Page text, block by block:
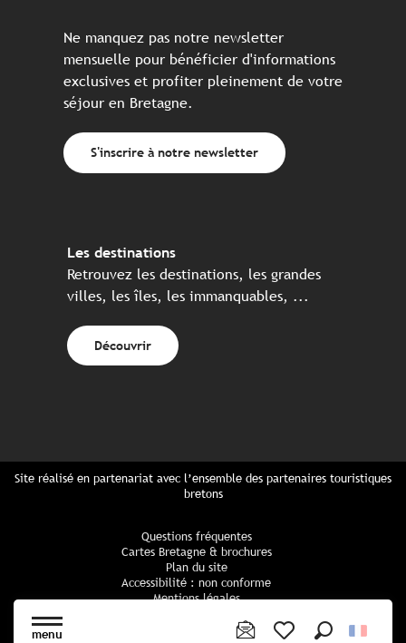
menu
Ne manquez pas notre newsletter
mensuelle pour bénéficier d'informations
exclusives et profiter pleinement de votre
séjour en Bretagne.
S'inscrire à notre newsletter
Les destinations
Retrouvez les destinations, les grandes
villes, les îles, les immanquables, ...
Découvrir
Site réalisé en partenariat avec l’ensemble des partenaires touristiques
bretons
Questions fréquentes
Cartes Bretagne & brochures
Plan du site
Accessibilité : non conforme
Mentions légales
Politique cookies